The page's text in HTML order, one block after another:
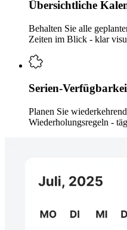
Übersichtliche
Behalten Sie alle
Zeiten im Blick - klar
Serien-
Planen Sie
Wiederholungsregeln -